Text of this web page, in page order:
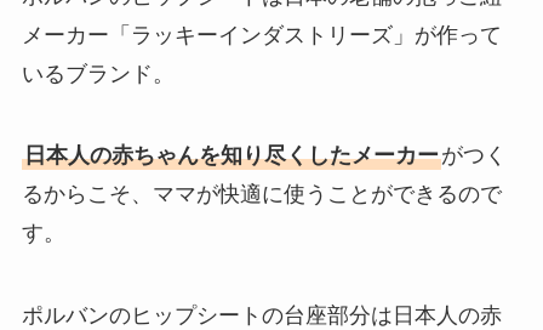
メーカー「ラッキーインダストリーズ」が作って
いるブランド。
日本人の赤ちゃんを知り尽くしたメーカーがつく
るからこそ、ママが快適に使うことができるので
す。
ポルバンのヒップシートの台座部分は日本人の赤